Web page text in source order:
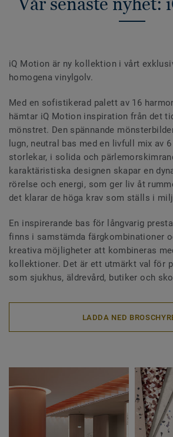
iQ Motion är ny kollektion i vårt
homogena vinylgolv.
Med en sofistikerad palett av 16
hämtar iQ Motion inspiration från det
mönstret. Den spännande
lugn, neutral bas med en livfull mix av
storlekar, i solida och
karaktäristiska designen skapar en
rörelse och energi, som ger liv åt
det klarar de höga krav som ställs i
En inspirerande bas för långvarig
finns i samstämda färgkombinationer
kreativa möjligheter att kombineras
kollektioner. Det är ett utmärkt val för
som sjukhus, äldrevård, butiker och
LADDA NED